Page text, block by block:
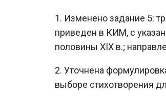
1. Изменено задание 5:
приведен в КИМ, с
половины ХIХ в.;
2. Уточнена
выборе стихотворения